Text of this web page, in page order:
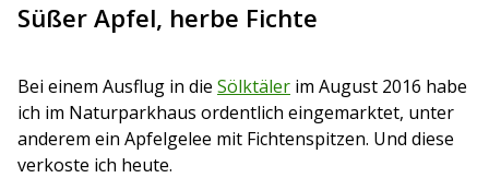
Süßer Apfel, herbe Fichte
Bei einem Ausflug in die Sölktäler im August 2016 habe
ich im Naturparkhaus ordentlich eingemarktet, unter
anderem ein Apfelgelee mit Fichtenspitzen. Und diese
verkoste ich heute.